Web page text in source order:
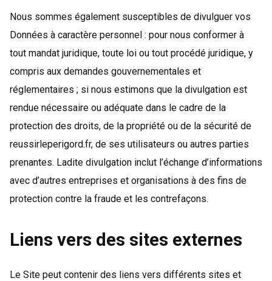
Nous sommes également susceptibles de divulguer vos
Données à caractère personnel : pour nous conformer à
tout mandat juridique, toute loi ou tout procédé juridique, y
compris aux demandes gouvernementales et
réglementaires ; si nous estimons que la divulgation est
rendue nécessaire ou adéquate dans le cadre de la
protection des droits, de la propriété ou de la sécurité de
reussirleperigord.fr, de ses utilisateurs ou autres parties
prenantes. Ladite divulgation inclut l’échange d’informations
avec d’autres entreprises et organisations à des fins de
protection contre la fraude et les contrefaçons.
Liens vers des sites externes
Le Site peut contenir des liens vers différents sites et